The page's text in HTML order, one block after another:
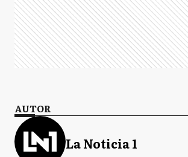
AUTOR
La Noticia 1